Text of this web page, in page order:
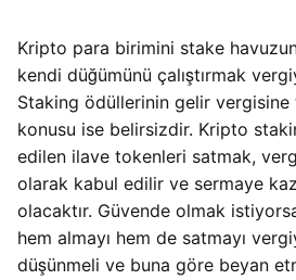
Kripto para birimini stake
kendi düğümünü çalıştırmak
Staking ödüllerinin gelir vergisine
konusu ise belirsizdir. Kripto
edilen ilave tokenleri satmak,
olarak kabul edilir ve sermaye
olacaktır. Güvende olmak
hem almayı hem de satmayı
düşünmeli ve buna göre beyan